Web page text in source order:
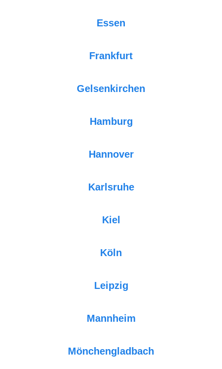
Essen
Frankfurt
Gelsenkirchen
Hamburg
Hannover
Karlsruhe
Kiel
Köln
Leipzig
Mannheim
Mönchengladbach